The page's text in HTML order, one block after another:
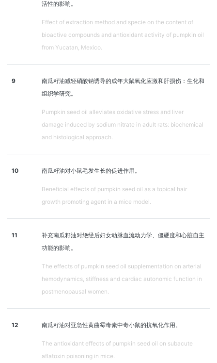
活性的影响。
Effect of extraction method and specie on the content of
bioactive compounds and antioxidant activity of pumpkin oil
from Yucatan, Mexico.
9
南瓜籽油减轻硝酸钠诱导的成年大鼠氧化应激和肝损伤：生化和
组织学研究。
Pumpkin seed oil alleviates oxidative stress and liver
damage induced by sodium nitrate in adult rats: biochemical
and histological approach.
10 南瓜籽油对小鼠毛发生长的促进作用。
Beneficial effects of pumpkin seed oil as a topical hair
growth promoting agent in a mice model.
11
补充南瓜籽油对绝经后妇女动脉血流动力学、僵硬度和心脏自主
功能的影响。
The effects of pumpkin seed oil supplementation on arterial
hemodynamics, stiffness and cardiac autonomic function in
postmenopausal women.
12 南瓜籽油对亚急性黄曲霉毒素中毒小鼠的抗氧化作用。
The antioxidant effects of pumpkin seed oil on subacute
aflatoxin poisoning in mice.